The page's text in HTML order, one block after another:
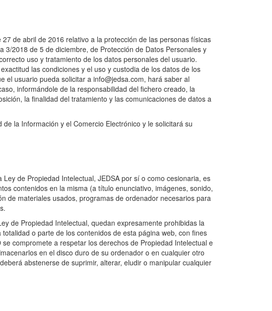
de abril de 2016 relativo a la protección de las personas físicas
2018 de 5 de diciembre, de Protección de Datos Personales y
uso y tratamiento de los datos personales del usuario.
las condiciones y el uso y custodia de los datos de los
el usuario pueda solicitar a info@jedsa.com, hará saber al
informándole de la responsabilidad del fichero creado, la
la finalidad del tratamiento y las comunicaciones de datos a
la Información y el Comercio Electrónico y le solicitará su
de Propiedad Intelectual, JEDSA por sí o como cesionaria, es
contenidos en la misma (a título enunciativo, imágenes, sonido,
de materiales usados, programas de ordenador necesarios para
de Propiedad Intelectual, quedan expresamente prohibidas la
o parte de los contenidos de esta página web, con fines
compromete a respetar los derechos de Propiedad Intelectual e
en el disco duro de su ordenador o en cualquier otro
abstenerse de suprimir, alterar, eludir o manipular cualquier